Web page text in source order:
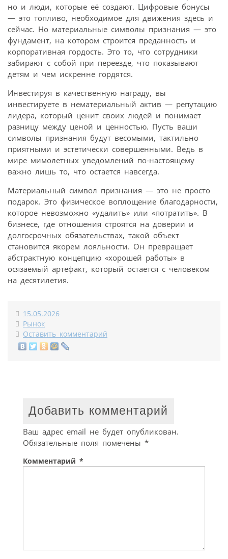
но и люди, которые её создают. Цифровые бонусы
— это топливо, необходимое для движения здесь и
сейчас. Но материальные символы признания — это
фундамент, на котором строится преданность и
корпоративная гордость. Это то, что сотрудники
забирают с собой при переезде, что показывают
детям и чем искренне гордятся.
Инвестируя в качественную награду, вы
инвестируете в нематериальный актив — репутацию
лидера, который ценит своих людей и понимает
разницу между ценой и ценностью. Пусть ваши
символы признания будут весомыми, тактильно
приятными и эстетически совершенными. Ведь в
мире мимолетных уведомлений по-настоящему
важно лишь то, что остается навсегда.
Материальный символ признания — это не просто
подарок. Это физическое воплощение благодарности,
которое невозможно «удалить» или «потратить». В
бизнесе, где отношения строятся на доверии и
долгосрочных обязательствах, такой объект
становится якорем лояльности. Он превращает
абстрактную концепцию «хорошей работы» в
осязаемый артефакт, который остается с человеком
на десятилетия.
15.05.2026
Рынок
Оставить комментарий
Добавить комментарий
Ваш адрес email не будет опубликован.
Обязательные поля помечены *
Комментарий *